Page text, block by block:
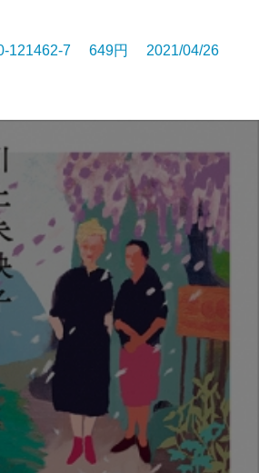
121462-7 649円 2021/04/26